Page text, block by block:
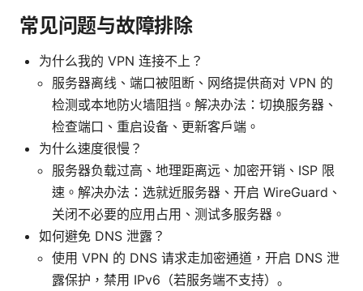
常见问题与故障排除
为什么我的 VPN 连接不上？
服务器离线、端口被阻断、网络提供商对 VPN 的
检测或本地防火墙阻挡。解决办法：切换服务器、
检查端口、重启设备、更新客户端。
为什么速度很慢？
服务器负载过高、地理距离远、加密开销、ISP 限
速。解决办法：选就近服务器、开启 WireGuard、
关闭不必要的应用占用、测试多服务器。
如何避免 DNS 泄露？
使用 VPN 的 DNS 请求走加密通道，开启 DNS 泄
露保护，禁用 IPv6（若服务端不支持）。